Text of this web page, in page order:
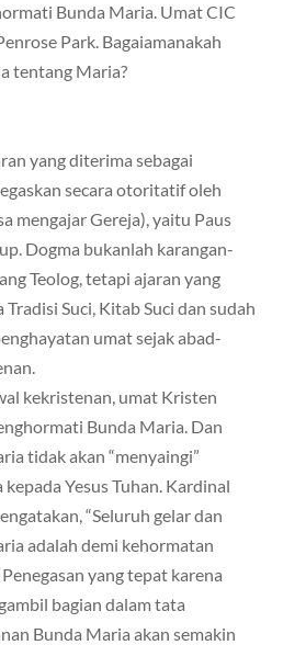
Bunda Maria. Umat CIC
Park. Bagaiamanakah
tentang Maria?
yang diterima sebagai
secara otoritatif oleh
mengajar Gereja), yaitu Paus
Dogma bukanlah karangan-
Teolog, tetapi ajaran yang
Suci, Kitab Suci dan sudah
umat sejak abad-
kekristenan, umat Kristen
Bunda Maria. Dan
tidak akan “menyaingi”
Yesus Tuhan. Kardinal
“Seluruh gelar dan
adalah demi kehormatan
yang tepat karena
bagian dalam tata
Bunda Maria akan semakin